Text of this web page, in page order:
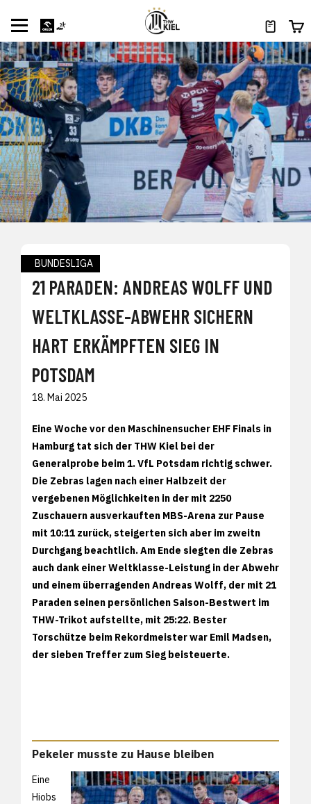
BUNDESLIGA
21 PARADEN: ANDREAS WOLFF UND
WELTKLASSE-ABWEHR SICHERN
HART ERKÄMPFTEN SIEG IN
POTSDAM
18. Mai 2025
Eine Woche vor den Maschinensucher EHF Finals in
Hamburg tat sich der THW Kiel bei der
Generalprobe beim 1. VfL Potsdam richtig schwer.
Die Zebras lagen nach einer Halbzeit der
vergebenen Möglichkeiten in der mit 2250
Zuschauern ausverkauften MBS-Arena zur Pause
mit 10:11 zurück, steigerten sich aber im zweitn
Durchgang beachtlich. Am Ende siegten die Zebras
auch dank einer Weltklasse-Leistung in der Abwehr
und einem überragenden Andreas Wolff, der mit 21
Paraden seinen persönlichen Saison-Bestwert im
THW-Trikot aufstellte, mit 25:22. Bester
Torschütze beim Rekordmeister war Emil Madsen,
der sieben Treffer zum Sieg beisteuerte.
Pekeler musste zu Hause bleiben
Eine
Hiobs